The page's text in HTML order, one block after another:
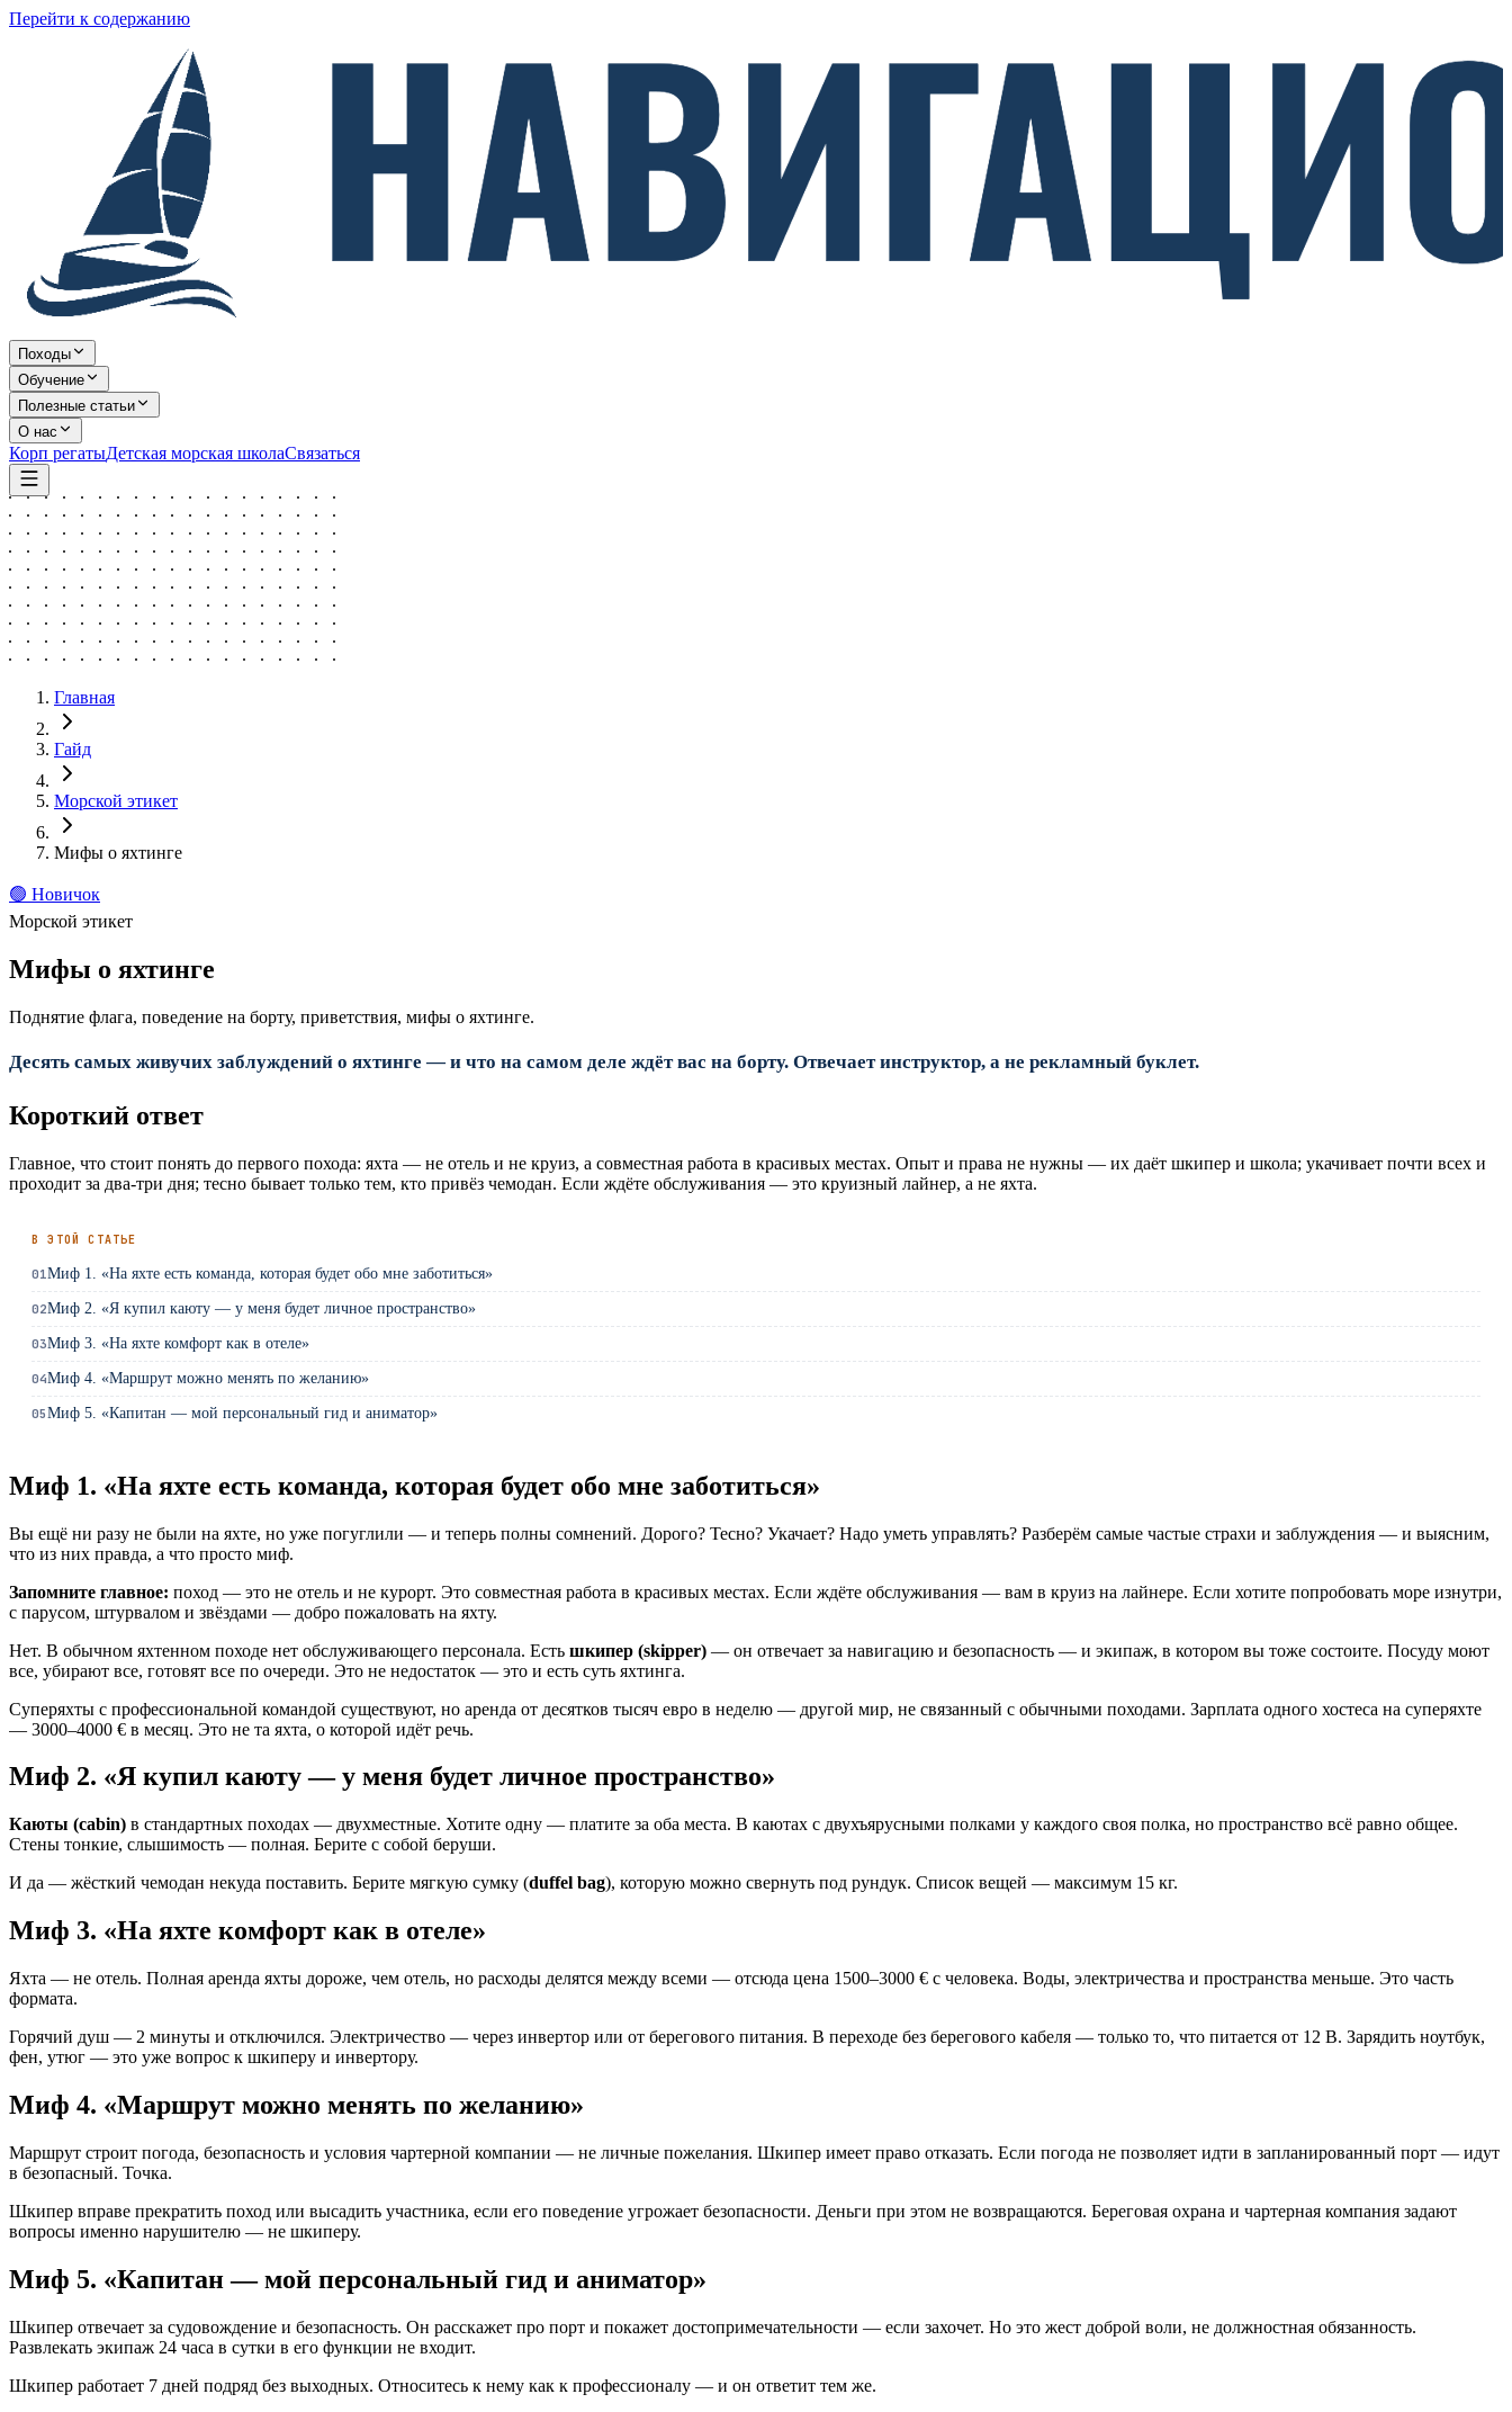
Перейти к содержанию
Походы
Обучение
Полезные статьи
О нас
Корп регатыДетская морская школаСвязаться
Главная
Гайд
Морской этикет
Мифы о яхтинге
🟢 Новичок
Морской этикет
Мифы о яхтинге
Поднятие флага, поведение на борту, приветствия, мифы о яхтинге.
Десять самых живучих заблуждений о яхтинге — и что на самом деле ждёт вас на борту. Отвечает инструктор, а не рекламный буклет.
Короткий ответ
Главное, что стоит понять до первого похода: яхта — не отель и не круиз, а совместная работа в красивых местах. Опыт и права не нужны — их даёт шкипер и школа; укачивает почти всех и
проходит за два-три дня; тесно бывает только тем, кто привёз чемодан. Если ждёте обслуживания — это круизный лайнер, а не яхта.
В ЭТОЙ СТАТЬЕ
01Миф 1. «На яхте есть команда, которая будет обо мне заботиться»
02Миф 2. «Я купил каюту — у меня будет личное пространство»
03Миф 3. «На яхте комфорт как в отеле»
04Миф 4. «Маршрут можно менять по желанию»
05Миф 5. «Капитан — мой персональный гид и аниматор»
Миф 1. «На яхте есть команда, которая будет обо мне заботиться»
Вы ещё ни разу не были на яхте, но уже погуглили — и теперь полны сомнений. Дорого? Тесно? Укачает? Надо уметь управлять? Разберём самые частые страхи и заблуждения — и выясним,
что из них правда, а что просто миф.
Запомните главное: поход — это не отель и не курорт. Это совместная работа в красивых местах. Если ждёте обслуживания — вам в круиз на лайнере. Если хотите попробовать море изнутри,
с парусом, штурвалом и звёздами — добро пожаловать на яхту.
Нет. В обычном яхтенном походе нет обслуживающего персонала. Есть шкипер (skipper) — он отвечает за навигацию и безопасность — и экипаж, в котором вы тоже состоите. Посуду моют
все, убирают все, готовят все по очереди. Это не недостаток — это и есть суть яхтинга.
Суперяхты с профессиональной командой существуют, но аренда от десятков тысяч евро в неделю — другой мир, не связанный с обычными походами. Зарплата одного хостеса на суперяхте
— 3000–4000 € в месяц. Это не та яхта, о которой идёт речь.
Миф 2. «Я купил каюту — у меня будет личное пространство»
Каюты (cabin) в стандартных походах — двухместные. Хотите одну — платите за оба места. В каютах с двухъярусными полками у каждого своя полка, но пространство всё равно общее.
Стены тонкие, слышимость — полная. Берите с собой беруши.
И да — жёсткий чемодан некуда поставить. Берите мягкую сумку (duffel bag), которую можно свернуть под рундук. Список вещей — максимум 15 кг.
Миф 3. «На яхте комфорт как в отеле»
Яхта — не отель. Полная аренда яхты дороже, чем отель, но расходы делятся между всеми — отсюда цена 1500–3000 € с человека. Воды, электричества и пространства меньше. Это часть
формата.
Горячий душ — 2 минуты и отключился. Электричество — через инвертор или от берегового питания. В переходе без берегового кабеля — только то, что питается от 12 В. Зарядить ноутбук,
фен, утюг — это уже вопрос к шкиперу и инвертору.
Миф 4. «Маршрут можно менять по желанию»
Маршрут строит погода, безопасность и условия чартерной компании — не личные пожелания. Шкипер имеет право отказать. Если погода не позволяет идти в запланированный порт — идут
в безопасный. Точка.
Шкипер вправе прекратить поход или высадить участника, если его поведение угрожает безопасности. Деньги при этом не возвращаются. Береговая охрана и чартерная компания задают
вопросы именно нарушителю — не шкиперу.
Миф 5. «Капитан — мой персональный гид и аниматор»
Шкипер отвечает за судовождение и безопасность. Он расскажет про порт и покажет достопримечательности — если захочет. Но это жест доброй воли, не должностная обязанность.
Развлекать экипаж 24 часа в сутки в его функции не входит.
Шкипер работает 7 дней подряд без выходных. Относитесь к нему как к профессионалу — и он ответит тем же.